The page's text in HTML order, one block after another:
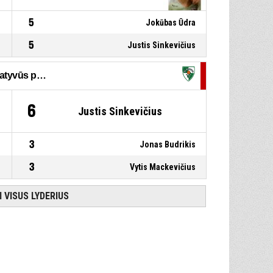
5 Jokūbas Ūdra
5 Justis Sinkevičius
Rezultatyvūs perdavimai
6 Justis Sinkevičius
3 Jonas Budrikis
3 Vytis Mackevičius
VISUS LYDERIUS